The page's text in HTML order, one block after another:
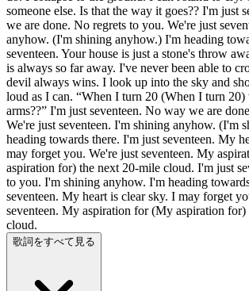
someone else. Is that the way it goes?? I'm just
we are done. No regrets to you. We're just
anyhow. (I'm shining anyhow.) I'm heading
seventeen. Your house is just a stone's throw
is always so far away. I've never been able to
devil always wins. I look up into the sky and
loud as I can. “When I turn 20 (When I turn
arms??” I'm just seventeen. No way we are
We're just seventeen. I'm shining anyhow. (I'm
heading towards there. I'm just seventeen. My
may forget you. We're just seventeen. My
aspiration for) the next 20-mile cloud. I'm just
to you. I'm shining anyhow. I'm heading
seventeen. My heart is clear sky. I may forget
seventeen. My aspiration for (My aspiration
cloud.
歌詞をすべて見る